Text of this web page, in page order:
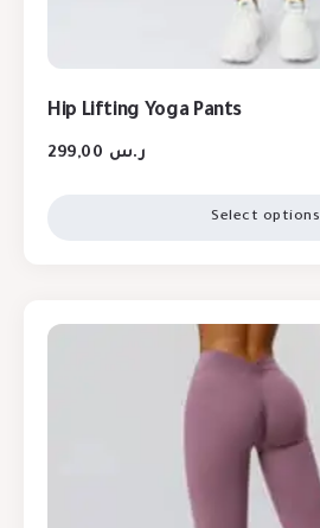
Hip Lifting Yoga Pants
ر.س
Select options